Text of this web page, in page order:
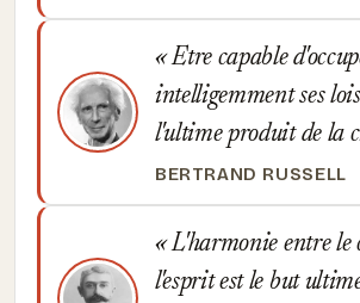
Etre capable
intelligemment ses
l'ultime produit de la
BERTRAND RUSSELL
L'harmonie entre le
l'esprit est le but